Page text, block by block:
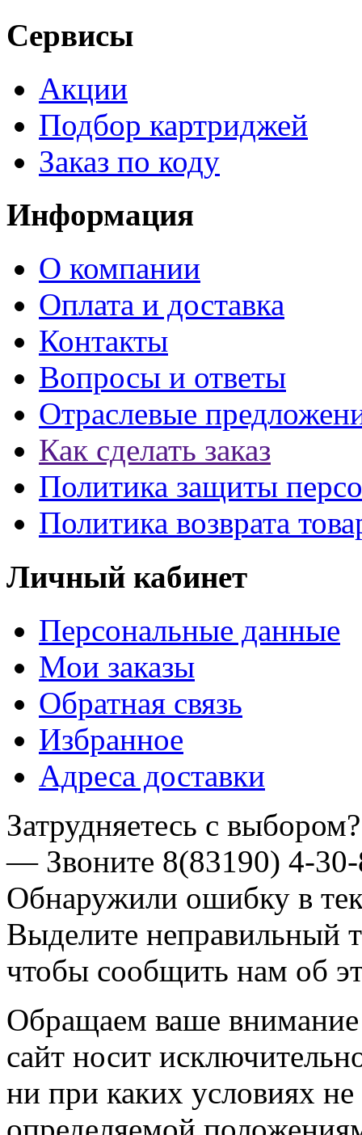
Сервисы
Акции
Подбор картриджей
Заказ по коду
Информация
О компании
Оплата и доставка
Контакты
Вопросы и ответы
Отраслевые
Как сделать заказ
Политика защиты
Политика возврата
Личный кабинет
Персональные данные
Мои заказы
Обратная связь
Избранное
Адреса доставки
Затрудняетесь с выбором?
— Звоните 8(83190) 4-
Обнаружили ошибку в
Выделите неправильный
чтобы сообщить нам об
Обращаем ваше
сайт носит
ни при каких условиях